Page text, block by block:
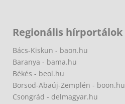
Regionális hírportálok
Bács-Kiskun - baon.hu
Baranya - bama.hu
Békés - beol.hu
Borsod-Abaúj-Zemplén - boon.hu
Csongrád - delmagyar.hu